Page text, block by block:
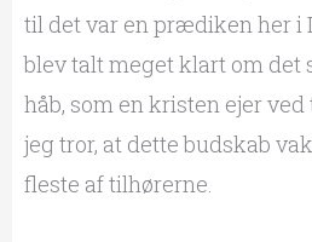
til det var en prædiken her i
blev talt meget klart om det
håb, som en kristen ejer ved
jeg tror, at dette budskab
fleste af tilhørerne.